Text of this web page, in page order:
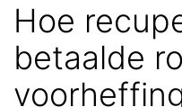
Hoe
betaalde